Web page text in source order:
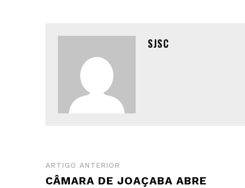
SJSC
ARTIGO ANTERIOR
CÂMARA DE JOAÇABA ABRE